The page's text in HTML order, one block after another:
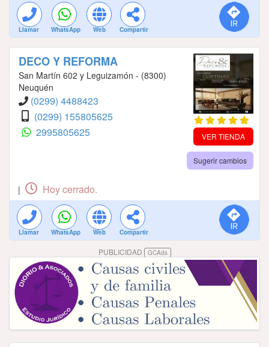
Llamar WhatsApp Web Compartir
DECO Y REFORMA
San Martín 602 y Leguizamón - (8300)
Neuquén
(0299) 4488423
(0299) 155805625
2995805625
VER TIENDA
Sugerir cambios
| Hoy cerrado.
Llamar WhatsApp Web Compartir
PUBLICIDAD GCAds